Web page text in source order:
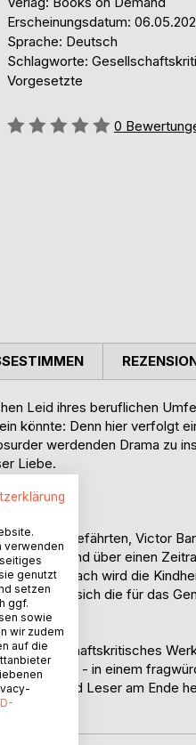
Erscheinungsdatum:
Sprache: Deutsch
Schlagworte:
Vorgesetzte
Bewertung::
0
Leid ihres beruflichen
könnte: Denn hier verfolgt
werdenden Drama zu
Liebe.
Lebensgefährten, Victor
und über einen
und nach wird die
ergibt sich die für das
leben.
gesellschaftskritisches
- in einem
und Leser am Ende
verwenden
genutzt
setzen
ggf.
sowie
wir zudem
auf die